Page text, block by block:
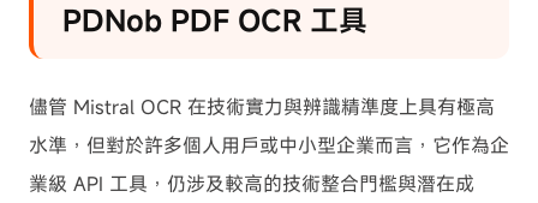
PDNob PDF OCR 工具
儘管 Mistral OCR 在技術實力與辨識精準度上具有極高
水準，但對於許多個人用戶或中小型企業而言，它作為企
業級 API 工具，仍涉及較高的技術整合門檻與潛在成